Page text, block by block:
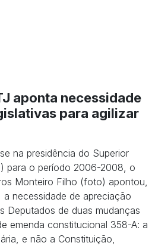
aponta necessidade
para agilizar
na presidência do Superior
para o período 2006-2008, o
Monteiro Filho (foto) apontou,
necessidade de apreciação
Deputados de duas mudanças
emenda constitucional 358-A: a
e não a Constituição,